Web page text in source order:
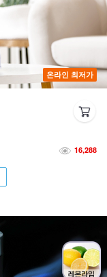
온라인 최저가
16,288